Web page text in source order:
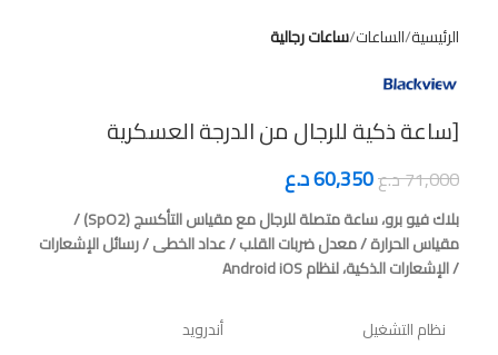
الرئيسية الساعات ساعات رجالية
[ساعة ذكية للرجال من الدرجة العسكرية
71,000د.ع60,350د.ع
بلاك فيو برو، ساعة متصلة للرجال مع مقياس التأكسج (SpO2) /
مقياس الحرارة / معدل ضربات القلب / عداد الخطى / رسائل الإشعارات
/ الإشعارات الذكية، لنظام Android iOS
نظام التشغيل
أندرويد